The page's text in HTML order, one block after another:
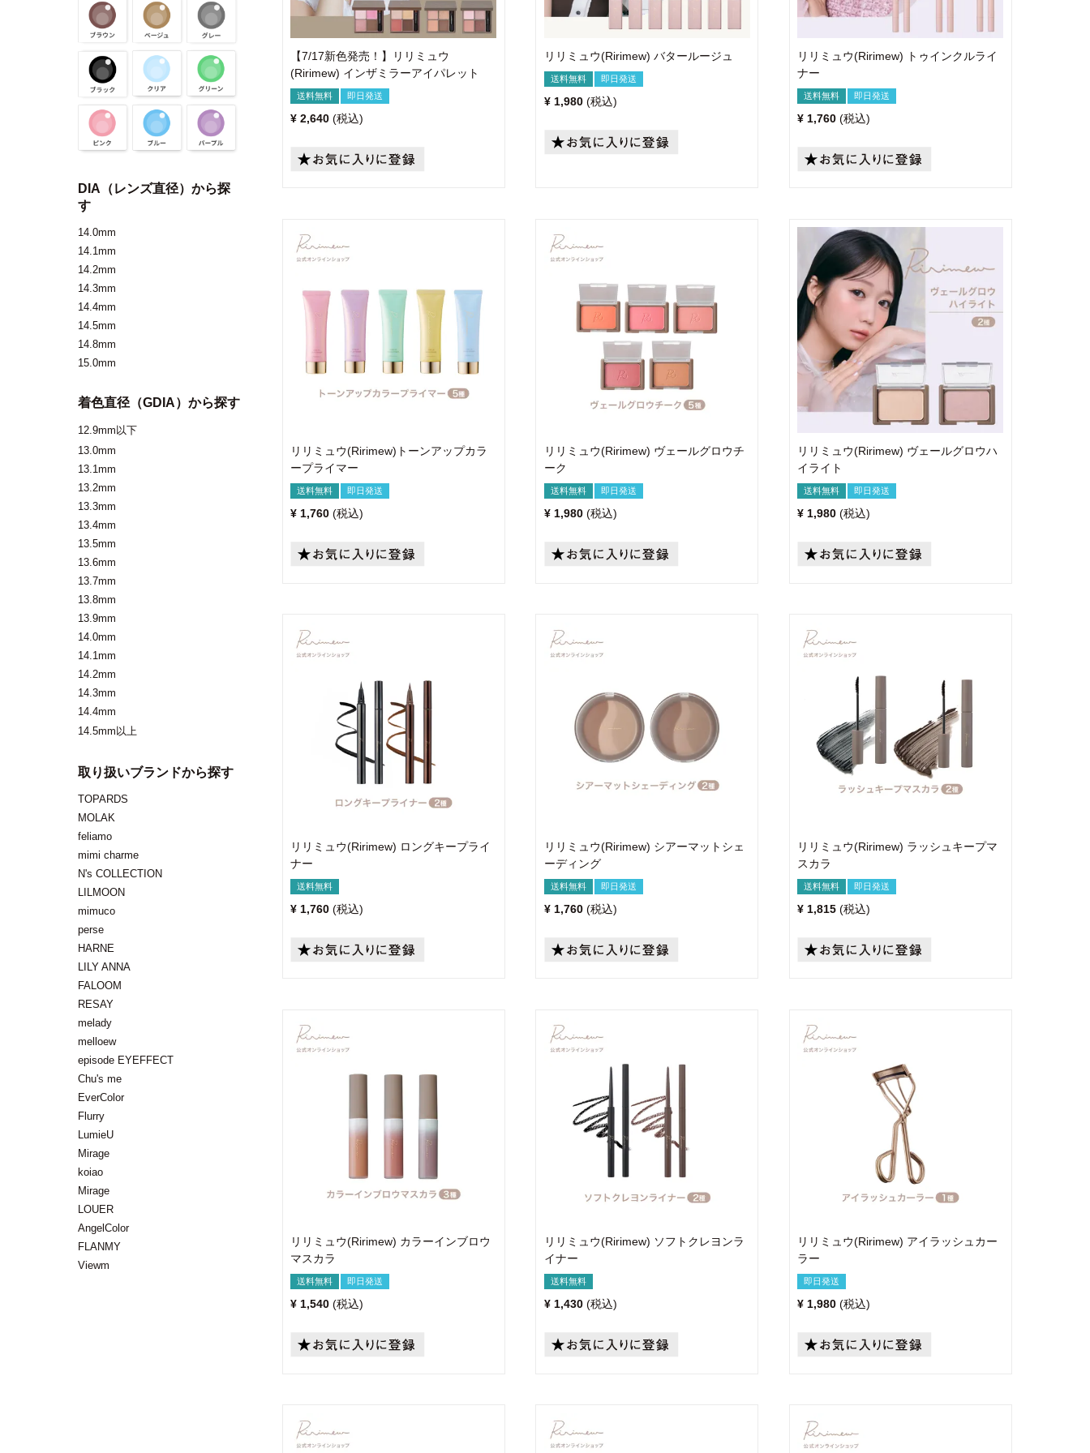
DIA（レンズ直径）から探
す
14.0mm
14.1mm
14.2mm
14.3mm
14.4mm
14.5mm
14.8mm
15.0mm
着色直径（GDIA）から探す
12.9mm以下
13.0mm
13.1mm
13.2mm
13.3mm
13.4mm
13.5mm
13.6mm
13.7mm
13.8mm
13.9mm
14.0mm
14.1mm
14.2mm
14.3mm
14.4mm
14.5mm以上
取り扱いブランドから探す
TOPARDS
MOLAK
feliamo
mimi charme
N's COLLECTION
LILMOON
mimuco
perse
HARNE
LILY ANNA
FALOOM
RESAY
melady
melloew
episode EYEFFECT
Chu's me
EverColor
Flurry
LumieU
Mirage
koiao
Mirage
LOUER
AngelColor
FLANMY
Viewm
【7/17新色発売！】リリミュウ
(Ririmew) インザミラーアイパレット
送料無料 即日発送
¥ 2,640 税込
リリミュウ(Ririmew) バタールージュ
送料無料 即日発送
¥ 1,980 税込
リリミュウ(Ririmew) トゥインクルライ
ナー
送料無料 即日発送
¥ 1,760 税込
リリミュウ(Ririmew)トーンアップカラ
ープライマー
送料無料 即日発送
¥ 1,760 税込
リリミュウ(Ririmew) ヴェールグロウチ
ーク
送料無料 即日発送
¥ 1,980 税込
リリミュウ(Ririmew) ヴェールグロウハ
イライト
送料無料 即日発送
¥ 1,980 税込
リリミュウ(Ririmew) ロングキープライ
ナー
送料無料
¥ 1,760 税込
リリミュウ(Ririmew) シアーマットシェ
ーディング
送料無料 即日発送
¥ 1,760 税込
リリミュウ(Ririmew) ラッシュキープマ
スカラ
送料無料 即日発送
¥ 1,815 税込
リリミュウ(Ririmew) カラーインブロウ
マスカラ
送料無料 即日発送
¥ 1,540 税込
リリミュウ(Ririmew) ソフトクレヨンラ
イナー
送料無料
¥ 1,430 税込
リリミュウ(Ririmew) アイラッシュカー
ラー
即日発送
¥ 1,980 税込